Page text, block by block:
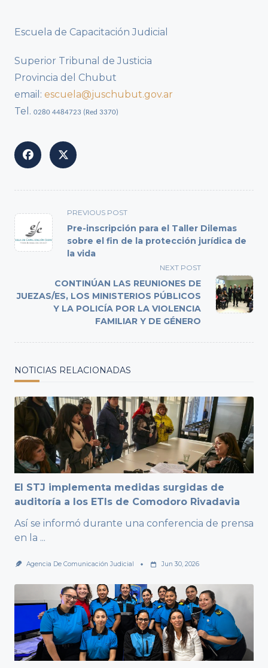
Escuela de Capacitación Judicial
Superior Tribunal de Justicia
Provincia del Chubut
email: escuela@juschubut.gov.ar
Tel. 0280 4484723 (Red 3370)
<span
class="nav-
subtitle
screen-
text">Page</span>
PREVIOUS POST
Pre-inscripción para el Taller Dilemas
sobre el fin de la protección jurídica de
la vida
NEXT POST
CONTINÚAN LAS REUNIONES DE
JUEZAS/ES, LOS MINISTERIOS PÚBLICOS
Y LA POLICÍA POR LA VIOLENCIA
FAMILIAR Y DE GÉNERO
NOTICIAS RELACIONADAS
El STJ implementa medidas surgidas de
auditoría a los ETIs de Comodoro Rivadavia
Así se informó durante una conferencia de prensa
en la ...
Agencia De Comunicación Judicial Jun 30, 2026